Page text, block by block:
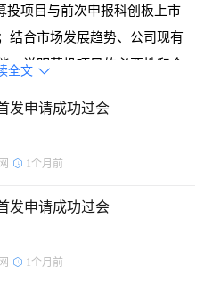
投项目与前次申报科创板上市
结合市场发展趋势、公司现有
，说明募投项目的必要性和合
全文 
发申请成功过会
1个月前
发申请成功过会
1个月前